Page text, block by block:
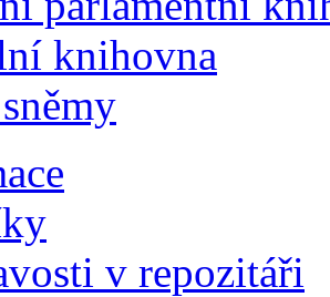
knihovna
v repozitáři